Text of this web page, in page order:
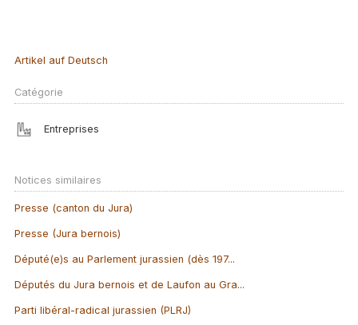
Artikel auf Deutsch
Catégorie
Entreprises
Notices similaires
Presse (canton du Jura)
Presse (Jura bernois)
Député(e)s au Parlement jurassien (dès 197...
Députés du Jura bernois et de Laufon au Gra...
Parti libéral-radical jurassien (PLRJ)